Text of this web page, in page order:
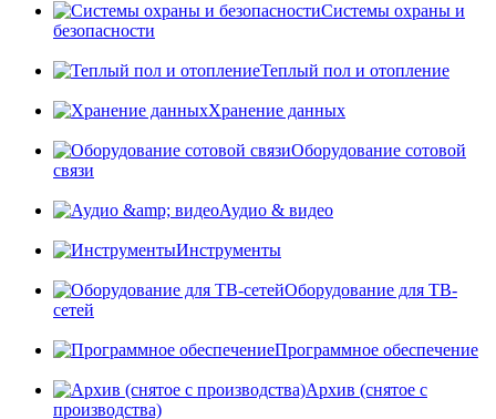
Системы охраны и
безопасности
Теплый пол и отопление
Хранение данных
Оборудование сотовой
связи
Аудио & видео
Инструменты
Оборудование для ТВ-
сетей
Программное обеспечение
Архив (снятое с
производства)